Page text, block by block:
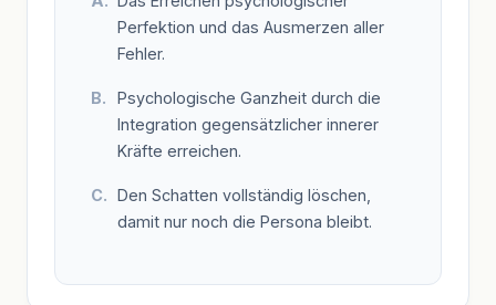
Perfektion und das Ausmerzen aller
Fehler.
Psychologische Ganzheit durch die
Integration gegensätzlicher innerer
Kräfte erreichen.
Den Schatten vollständig löschen,
damit nur noch die Persona bleibt.